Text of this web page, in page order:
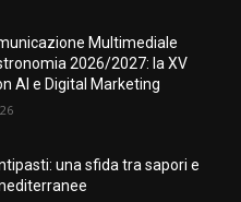
Multimediale
2026/2027: la XV
AI e Digital Marketing
una sfida tra sapori e